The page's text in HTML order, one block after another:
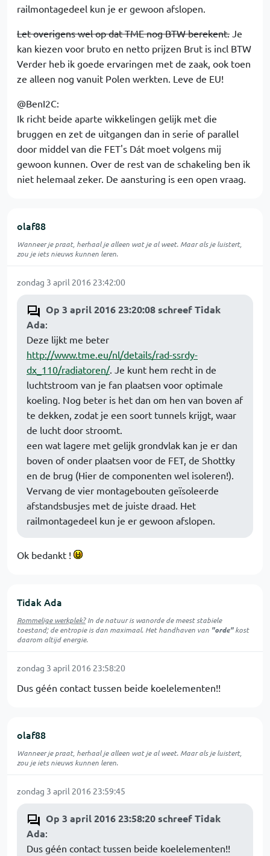
railmontagedeel kun je er gewoon afslopen.
Let overigens wel op dat TME nog BTW berekent. Je
kan kiezen voor bruto en netto prijzen Brut is incl BTW
Verder heb ik goede ervaringen met de zaak, ook toen
ze alleen nog vanuit Polen werkten. Leve de EU!
@BenI2C:
Ik richt beide aparte wikkelingen gelijk met die
bruggen en zet de uitgangen dan in serie of parallel
door middel van die FET's Dát moet volgens mij
gewoon kunnen. Over de rest van de schakeling ben ik
niet helemaal zeker. De aansturing is een open vraag.
olaf88
Wanneer je praat, herhaal je alleen wat je al weet. Maar als je luistert,
zou je iets nieuws kunnen leren.
zondag 3 april 2016 23:42:00
Op 3 april 2016 23:20:08 schreef Tidak
Ada:
Deze lijkt me beter
http://www.tme.eu/nl/details/rad-ssrdy-
dx_110/radiatoren/. Je kunt hem recht in de
luchtstroom van je fan plaatsen voor optimale
koeling. Nog beter is het dan om hen van boven af
te dekken, zodat je een soort tunnels krijgt, waar
de lucht door stroomt.
een wat lagere met gelijk grondvlak kan je er dan
boven of onder plaatsen voor de FET, de Shottky
en de brug (Hier de componenten wel isoleren!).
Vervang de vier montagebouten geïsoleerde
afstandsbusjes met de juiste draad. Het
railmontagedeel kun je er gewoon afslopen.
Ok bedankt !
Tidak Ada
Rommelige werkplek?In de natuur iswanordede meest stabiele
toestand; de entropie is dan maximaal. Het handhaven van "orde"kost
daarom altijd energie.
zondag 3 april 2016 23:58:20
Dus géén contact tussen beide koelelementen!!
olaf88
Wanneer je praat, herhaal je alleen wat je al weet. Maar als je luistert,
zou je iets nieuws kunnen leren.
zondag 3 april 2016 23:59:45
Op 3 april 2016 23:58:20 schreef Tidak
Ada:
Dus géén contact tussen beide koelelementen!!